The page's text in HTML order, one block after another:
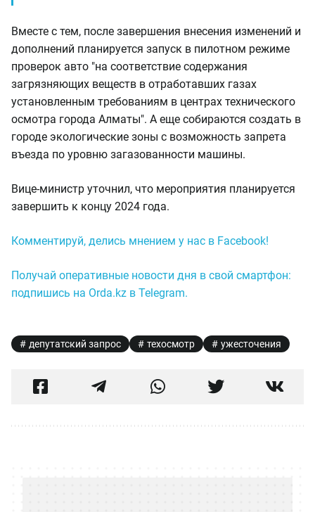
Вместе с тем, после завершения внесения изменений и
дополнений планируется запуск в пилотном режиме
проверок авто "на соответствие содержания
загрязняющих веществ в отработавших газах
установленным требованиям в центрах технического
осмотра города Алматы". А еще собираются создать в
городе экологические зоны с возможность запрета
въезда по уровню загазованности машины.
Вице-министр уточнил, что мероприятия планируется
завершить к концу 2024 года.
Комментируй, делись мнением у нас в Facebook!
Получай оперативные новости дня в свой смартфон:
подпишись на Orda.kz в Telegram.
депутатский запрос техосмотр ужесточения